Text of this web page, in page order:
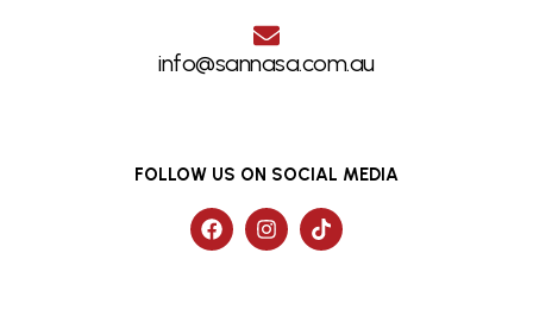
info@sannasa.com.au
FOLLOW US ON SOCIAL MEDIA